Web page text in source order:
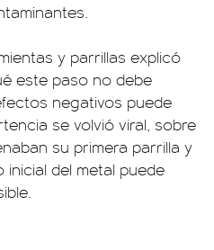
y parrillas explicó
este paso no debe
negativos puede
se volvió viral, sobre
su primera parrilla y
del metal puede